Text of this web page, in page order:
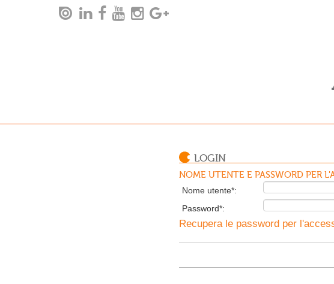
LOGIN
NOME UTENTE E PASSWORD PER
Nome utente*:
Password*:
Recupera le password per